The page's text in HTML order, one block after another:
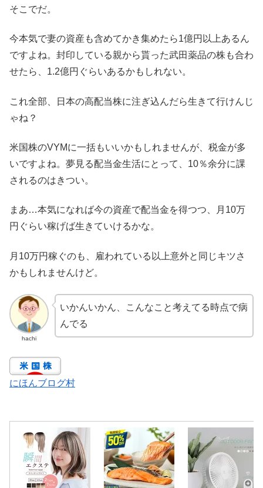
そこでだ。
今本気で妻の資産も含めてかき集めたら1億円以上あるん
ですよね。封印している親から貰った武田薬品の株も合わ
せたら、1.2億円ぐらいあるかもしれない。
これ全部、日本の高配当株に注ぎ込んだら生きて行けんじ
ゃね？
米国株のVYMに一括もいいかもしれませんが、税金が多
いですよね。夢見る配当金生活にとって、10％余分に課
されるのはきつい。
まあ…本気になれば今の資産で配当金を得つつ、月10万
円ぐらい稼げば生きていけるかな。
月10万円稼ぐのも、雇われている以上意外と同じキツさ
かもしれませんけど。
hachi
いかんいかん、こんなこと考えてる時点で病
んでる
にほんブログ村